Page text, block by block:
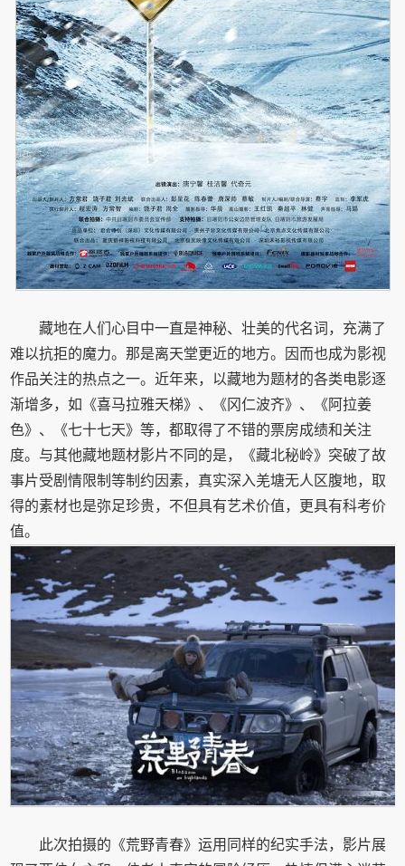
藏地在人们心目中一直是神秘、壮美的代名词，充满了
难以抗拒的魔力。那是离天堂更近的地方。因而也成为影视
作品关注的热点之一。近年来，以藏地为题材的各类电影逐
渐增多，如《喜马拉雅天梯》、《冈仁波齐》、《阿拉姜
色》、《七十七天》等，都取得了不错的票房成绩和关注
度。与其他藏地题材影片不同的是，《藏北秘岭》突破了故
事片受剧情限制等制约因素，真实深入羌塘无人区腹地，取
得的素材也是弥足珍贵，不但具有艺术价值，更具有科考价
值。
此次拍摄的《荒野青春》运用同样的纪实手法，影片展